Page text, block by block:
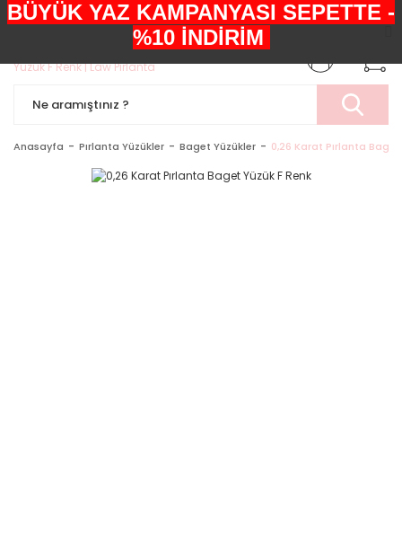
+90552 303 05 29
Anasayfa Pırlanta Yüzükler Baget Yüzükler 0,26 Karat Pırlanta Baget
BÜYÜK YAZ KAMPANYASI SEPETTE -
%10 İNDİRİM